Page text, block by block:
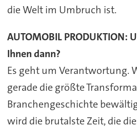
die Welt im Umbruch ist.
AUTOMOBIL PRODUKTION:
Ihnen dann?
Es geht um Verantwortung.
gerade die größte
Branchengeschichte
wird die brutalste Zeit, die